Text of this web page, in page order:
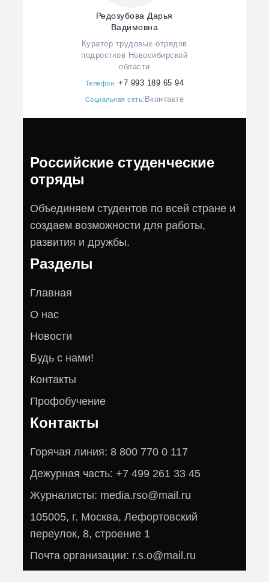
Редозубова Дарья
Вадимовна
Куратор трудовых отрядов
подростков Новосибирской
области
Телефон:+7 993 189 65 94
Социальная сеть: Вконтакте
Российские студенческие
отряды
Объединяем студентов по всей стране и
создаем возможности для работы,
развития и дружбы.
Разделы
Главная
О нас
Новости
Будь с нами!
Контакты
Профобучение
Контакты
Горячая линия: 8 800 770 0 117
Дежурная часть: +7 499 261 33 45
Журналисты: media.rso@mail.ru
105005, г. Москва, Лефортовский
переулок, 8, строение 1
Почта организации: r.s.o@mail.ru